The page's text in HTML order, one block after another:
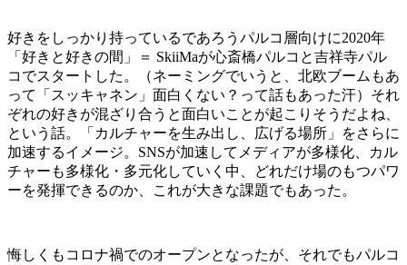
好きをしっかり持っているであろうパルコ層向けに2020年
「好きと好きの間」＝ SkiiMaが心斎橋パルコと吉祥寺パル
コでスタートした。（ネーミングでいうと、北欧ブームもあ
って「スッキャネン」面白くない？って話もあった汗）それ
ぞれの好きが混ざり合うと面白いことが起こりそうだよね、
という話。「カルチャーを生み出し、広げる場所」をさらに
加速するイメージ。 SNSが加速してメディアが多様化、カル
チャーも多様化・多元化していく中、どれだけ場のもつパワ
ーを発揮できるのか、これが大きな課題でもあった。
悔しくもコロナ禍でのオープンとなったが、それでもパルコ